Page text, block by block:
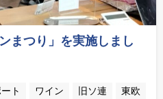
まつり」を実施しまし
ト ワイン 旧ソ連 東欧